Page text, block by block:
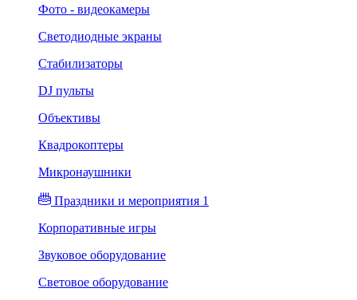
Фото - видеокамеры
Светодиодные экраны
Стабилизаторы
DJ пульты
Объективы
Квадрокоптеры
Микронаушники
Праздники и мероприятия 1
Корпоративные игры
Звуковое оборудование
Световое оборудование